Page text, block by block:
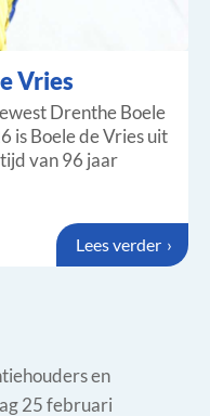
Vries
Drenthe Boele
is Boele de Vries uit
van 96 jaar
Lees verder
en
25 februari